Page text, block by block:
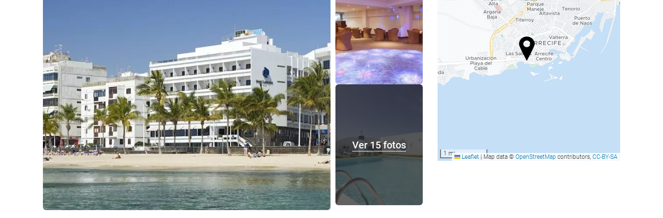
Ver 15 fotos
1 mi Leaflet |Map data © OpenStreetMap contributors, CC-BY-SA